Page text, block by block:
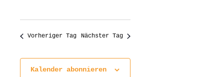
Vorheriger Tag Nächster Tag
Kalender abonnieren